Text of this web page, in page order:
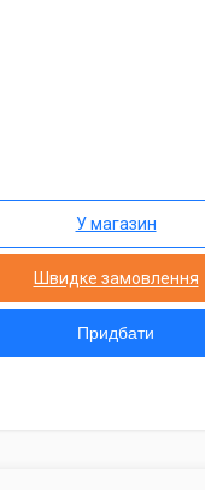
У магазин
Швидке замовлення
Придбати